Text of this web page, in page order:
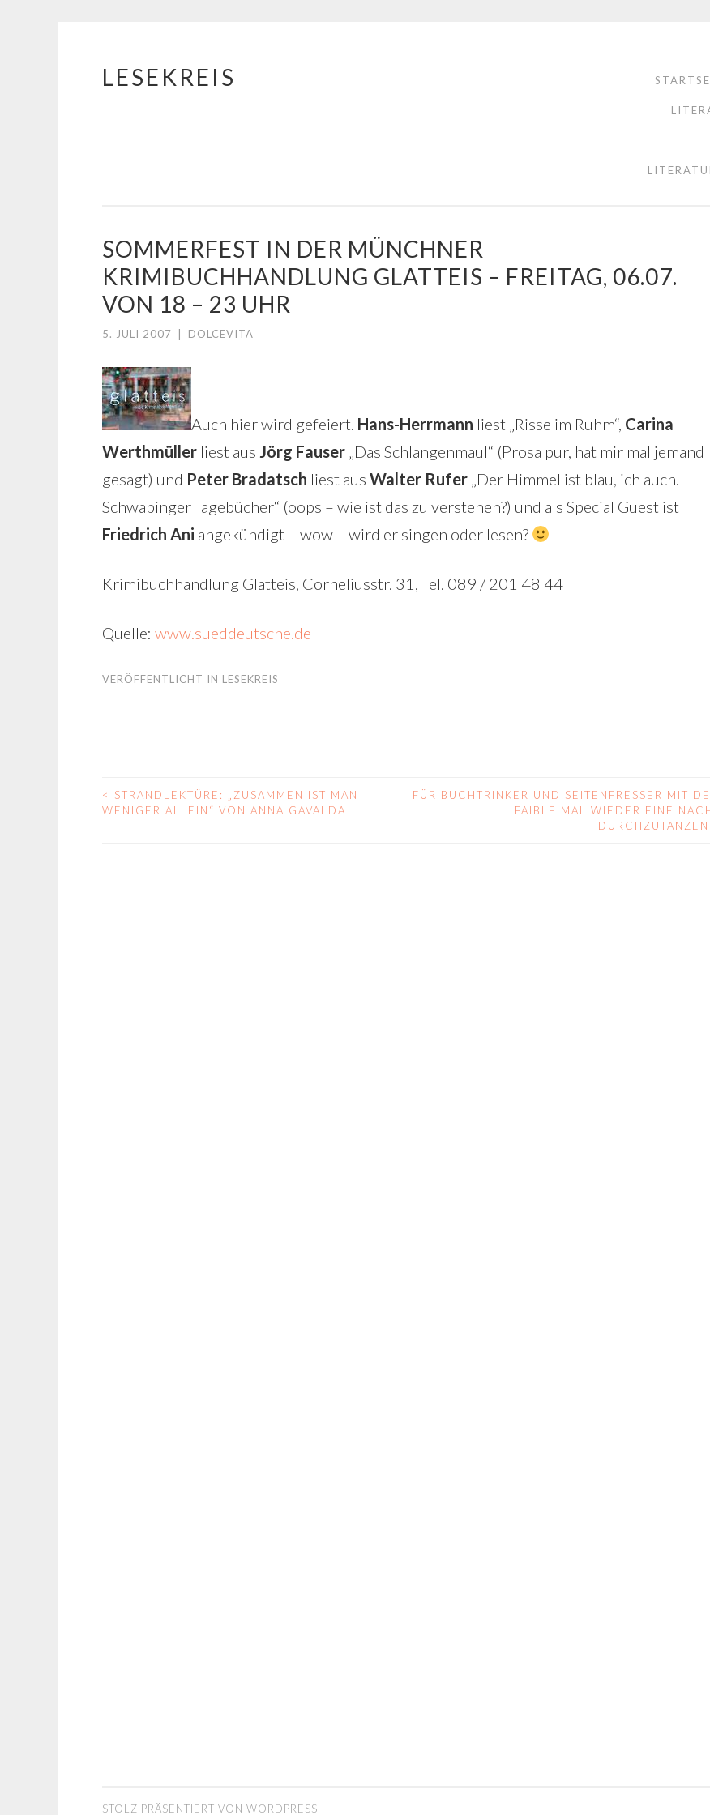
Springe
LESEKREIS
SOMMERFEST IN DER MÜNCHNER
KRIMIBUCHHANDLUNG GLATTEIS – FREITAG, 06.07.
VON 18 – 23 UHR
5. JULI 2007 DOLCEVITA
Auch hier wird gefeiert. Hans-Herrmann liest „Risse im Ruhm“, Carina
Werthmüller liest aus Jörg Fauser „Das Schlangenmaul“ (Prosa pur, hat mir mal jemand
gesagt) und Peter Bradatsch liest aus Walter Rufer „Der Himmel ist blau, ich auch.
Schwabinger Tagebücher“ (oops – wie ist das zu verstehen?) und als Special Guest ist
Friedrich Ani angekündigt – wow – wird er singen oder lesen?
Krimibuchhandlung Glatteis, Corneliusstr. 31, Tel. 089 / 201 48 44
Quelle: www.sueddeutsche.de
VERÖFFENTLICHT IN LESEKREIS
BEITRAGS-
<
STRANDLEKTÜRE: „ZUSAMMEN IST MAN
WENIGER ALLEIN“ VON ANNA GAVALDA
FÜR BUCHTRINKER UND SEITENFRESSER MIT
FAIBLE MAL WIEDER EINE
DURCHZUTANZEN
STOLZ PRÄSENTIERT VON WORDPRESS